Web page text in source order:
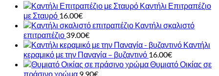
Καντήλι Επιτραπέζιο
με Σταυρό 16.00€
Καντήλι σκαλιστό
επιτραπέζιο 39.00€
Καντήλι
κεραμικό με την Παναγία – βυζαντινό 16.00€
Θυμιατό Οικίας σε
πράσινο χρώμα 9.90€